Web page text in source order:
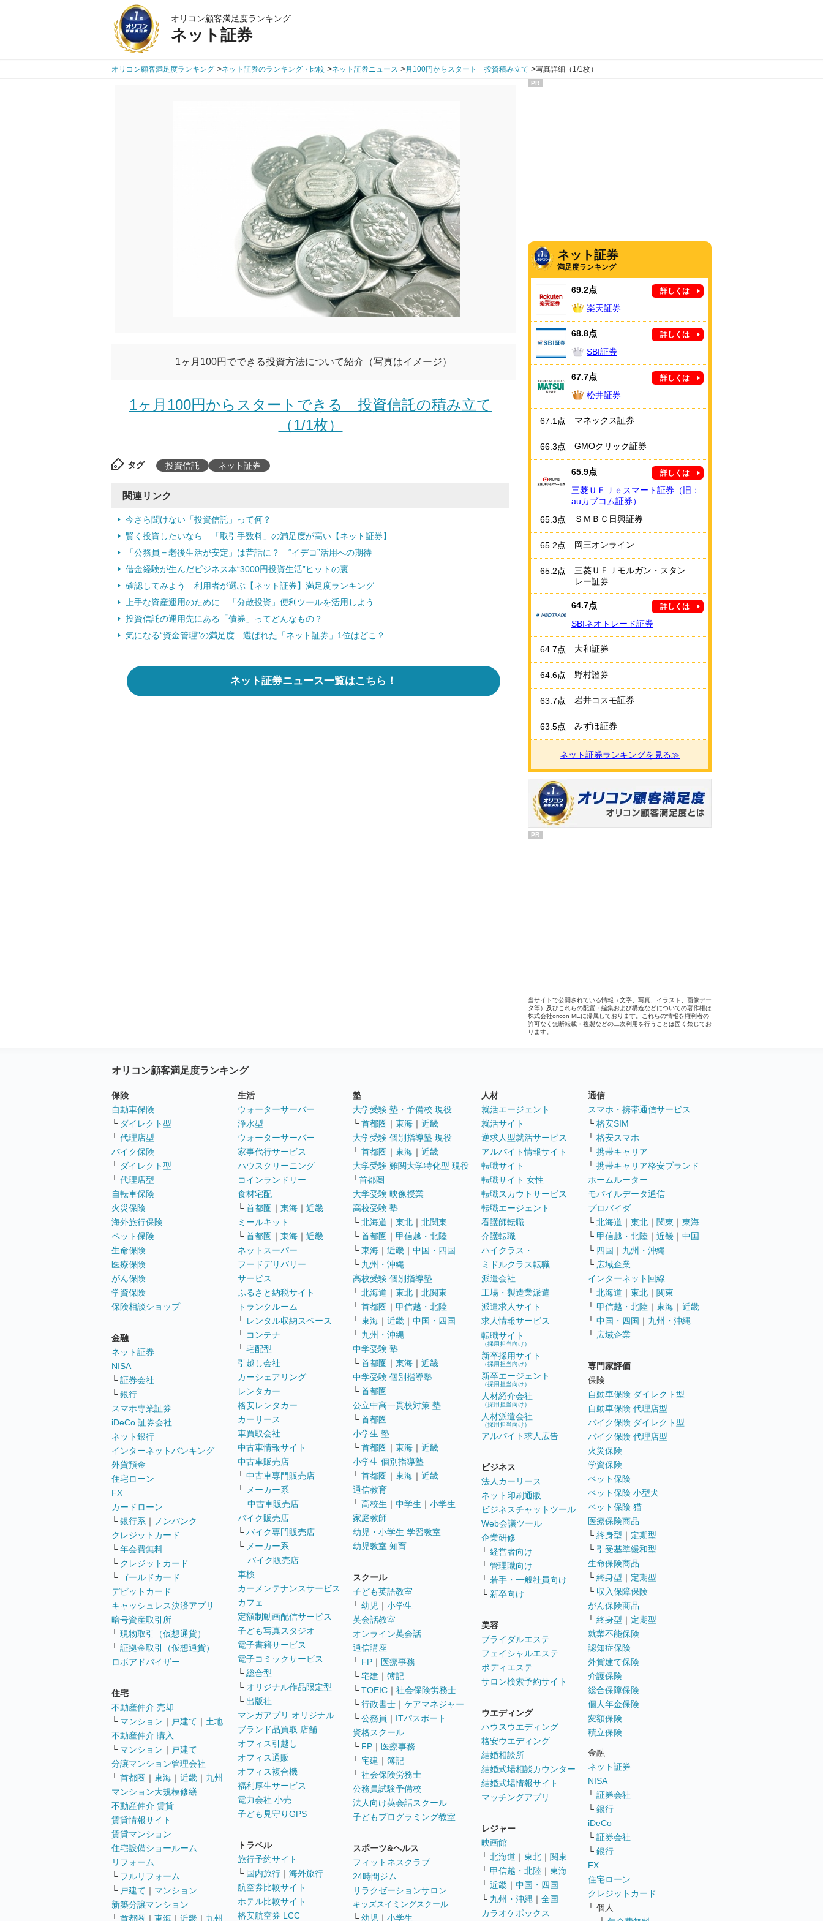
オリコン顧客満足度ランキング
ネット証券
オリコン顧客満足度ランキング >ネット証券のランキング・比較 >ネット証券ニュース >月100円からスタート 投資積み立て >写真詳細（1/1枚）
1ヶ月100円でできる投資方法について紹介（写真はイメージ）
1ヶ月100円からスタートできる 投資信託の積み立て
（1/1枚）
タグ 投資信託 ネット証券
関連リンク
今さら聞けない「投資信託」って何？
賢く投資したいなら 「取引手数料」の満足度が高い【ネット証券】
「公務員＝老後生活が安定」は昔話に？ “イデコ”活用への期待
借金経験が生んだビジネス本“3000円投資生活”ヒットの裏
確認してみよう 利用者が選ぶ【ネット証券】満足度ランキング
上手な資産運用のために 「分散投資」便利ツールを活用しよう
投資信託の運用先にある「債券」ってどんなもの？
気になる“資金管理”の満足度…選ばれた「ネット証券」1位はどこ？
ネット証券ニュース一覧はこちら！
PR
ネット証券
満足度ランキング
69.2点 詳しくは
楽天証券
68.8点 詳しくは
SBI証券
67.7点 詳しくは
松井証券
67.1点 マネックス証券
66.3点 GMOクリック証券
65.9点 詳しくは
三菱ＵＦＪｅスマート証券（旧：
auカブコム証券）
65.3点
ＳＭＢＣ日興証券
65.2点 岡三オンライン
65.2点
三菱ＵＦＪモルガン・スタン
レー証券
64.7点 詳しくは
SBIネオトレード証券
64.7点 大和証券
64.6点 野村證券
63.7点 岩井コスモ証券
63.5点 みずほ証券
ネット証券ランキングを見る≫
PR
当サイトで公開されている情報（文字、写真、イラスト、画像デー
タ等）及びこれらの配置・編集および構造などについての著作権は
株式会社oricon MEに帰属しております。これらの情報を権利者の
許可なく無断転載・複製などの二次利用を行うことは固く禁じてお
ります。
オリコン顧客満足度ランキング
保険
自動車保険
└ ダイレクト型
└ 代理店型
バイク保険
└ ダイレクト型
└ 代理店型
自転車保険
火災保険
海外旅行保険
ペット保険
生命保険
医療保険
がん保険
学資保険
保険相談ショップ
金融
ネット証券
NISA
└ 証券会社
└ 銀行
スマホ専業証券
iDeCo 証券会社
ネット銀行
インターネットバンキング
外貨預金
住宅ローン
FX
カードローン
└ 銀行系 ｜
ノンバンク
クレジットカード
└ 年会費無料
└ クレジットカード
└ ゴールドカード
デビットカード
キャッシュレス決済アプリ
暗号資産取引所
└ 現物取引（仮想通貨）
└ 証拠金取引（仮想通貨）
ロボアドバイザー
住宅
不動産仲介 売却
└ マンション ｜ 戸建て ｜ 土地
不動産仲介 購入
└ マンション ｜ 戸建て
分譲マンション管理会社
└ 首都圏 ｜ 東海 ｜ 近畿 ｜ 九州
マンション大規模修繕
不動産仲介 賃貸
賃貸情報サイト
賃貸マンション
住宅設備ショールーム
リフォーム
└ フルリフォーム
└ 戸建て ｜ マンション
新築分譲マンション
└ 首都圏 ｜ 東海 ｜ 近畿 ｜ 九州
生活
ウォーターサーバー
浄水型
ウォーターサーバー
家事代行サービス
ハウスクリーニング
コインランドリー
食材宅配
└ 首都圏 ｜ 東海 ｜ 近畿
ミールキット
└ 首都圏 ｜ 東海 ｜ 近畿
ネットスーパー
フードデリバリー
サービス
ふるさと納税サイト
トランクルーム
└ レンタル収納スペース
└ コンテナ
└ 宅配型
引越し会社
カーシェアリング
レンタカー
格安レンタカー
カーリース
車買取会社
中古車情報サイト
中古車販売店
└ 中古車専門販売店
└ メーカー系
中古車販売店
バイク販売店
└ バイク専門販売店
└ メーカー系
バイク販売店
車検
カーメンテナンスサービス
カフェ
定額制動画配信サービス
子ども写真スタジオ
電子書籍サービス
電子コミックサービス
└ 総合型
└ オリジナル作品限定型
└ 出版社
マンガアプリ オリジナル
ブランド品買取 店舗
オフィス引越し
オフィス通販
オフィス複合機
福利厚生サービス
電力会社 小売
子ども見守りGPS
トラベル
旅行予約サイト
└ 国内旅行 ｜ 海外旅行
航空券比較サイト
ホテル比較サイト
格安航空券 LCC
塾
大学受験 塾・予備校 現役
└ 首都圏 ｜ 東海 ｜ 近畿
大学受験 個別指導塾 現役
└ 首都圏 ｜ 東海 ｜ 近畿
大学受験 難関大学特化型 現役
└首都圏
大学受験 映像授業
高校受験 塾
└ 北海道 ｜ 東北 ｜ 北関東
└ 首都圏 ｜ 甲信越・北陸
└ 東海 ｜ 近畿 ｜ 中国・四国
└ 九州・沖縄
高校受験 個別指導塾
└ 北海道 ｜ 東北 ｜ 北関東
└ 首都圏 ｜ 甲信越・北陸
└ 東海 ｜ 近畿 ｜ 中国・四国
└ 九州・沖縄
中学受験 塾
└ 首都圏 ｜ 東海 ｜ 近畿
中学受験 個別指導塾
└ 首都圏
公立中高一貫校対策 塾
└ 首都圏
小学生 塾
└ 首都圏 ｜ 東海 ｜ 近畿
小学生 個別指導塾
└ 首都圏 ｜ 東海 ｜ 近畿
通信教育
└ 高校生 ｜ 中学生 ｜ 小学生
家庭教師
幼児・小学生 学習教室
幼児教室 知育
スクール
子ども英語教室
└ 幼児 ｜ 小学生
英会話教室
オンライン英会話
通信講座
└ FP ｜ 医療事務
└ 宅建 ｜ 簿記
└ TOEIC ｜ 社会保険労務士
└ 行政書士 ｜ ケアマネジャー
└ 公務員 ｜ ITパスポート
資格スクール
└ FP ｜ 医療事務
└ 宅建 ｜ 簿記
└ 社会保険労務士
公務員試験予備校
法人向け英会話スクール
子どもプログラミング教室
スポーツ&ヘルス
フィットネスクラブ
24時間ジム
リラクゼーションサロン
キッズスイミングスクール
└ 幼児 ｜ 小学生
人材
就活エージェント
就活サイト
逆求人型就活サービス
アルバイト情報サイト
転職サイト
転職サイト 女性
転職スカウトサービス
転職エージェント
看護師転職
介護転職
ハイクラス・
ミドルクラス転職
派遣会社
工場・製造業派遣
派遣求人サイト
求人情報サービス
転職サイト
（採用担当向け）
新卒採用サイト
（採用担当向け）
新卒エージェント
（採用担当向け）
人材紹介会社
（採用担当向け）
人材派遣会社
（採用担当向け）
アルバイト求人広告
ビジネス
法人カーリース
ネット印刷通販
ビジネスチャットツール
Web会議ツール
企業研修
└ 経営者向け
└ 管理職向け
└ 若手・一般社員向け
└ 新卒向け
美容
ブライダルエステ
フェイシャルエステ
ボディエステ
サロン検索予約サイト
ウエディング
ハウスウエディング
格安ウエディング
結婚相談所
結婚式場相談カウンター
結婚式場情報サイト
マッチングアプリ
レジャー
映画館
└ 北海道 ｜ 東北 ｜ 関東
└ 甲信越・北陸 ｜ 東海
└ 近畿 ｜ 中国・四国
└ 九州・沖縄 ｜ 全国
カラオケボックス
通信
スマホ・携帯通信サービス
└ 格安SIM
└ 格安スマホ
└ 携帯キャリア
└ 携帯キャリア格安ブランド
ホームルーター
モバイルデータ通信
プロバイダ
└ 北海道 ｜ 東北 ｜ 関東 ｜ 東海
└ 甲信越・北陸 ｜ 近畿 ｜ 中国
└ 四国 ｜ 九州・沖縄
└ 広域企業
インターネット回線
└ 北海道 ｜ 東北 ｜ 関東
└ 甲信越・北陸 ｜ 東海 ｜ 近畿
└ 中国・四国 ｜ 九州・沖縄
└ 広域企業
専門家評価
保険
自動車保険 ダイレクト型
自動車保険 代理店型
バイク保険 ダイレクト型
バイク保険 代理店型
火災保険
学資保険
ペット保険
ペット保険 小型犬
ペット保険 猫
医療保険商品
└ 終身型 ｜ 定期型
└ 引受基準緩和型
生命保険商品
└ 終身型 ｜ 定期型
└ 収入保障保険
がん保険商品
└ 終身型 ｜ 定期型
就業不能保険
認知症保険
外貨建て保険
介護保険
総合保障保険
個人年金保険
変額保険
積立保険
金融
ネット証券
NISA
└ 証券会社
└ 銀行
iDeCo
└ 証券会社
└ 銀行
FX
住宅ローン
クレジットカード
└ 個人